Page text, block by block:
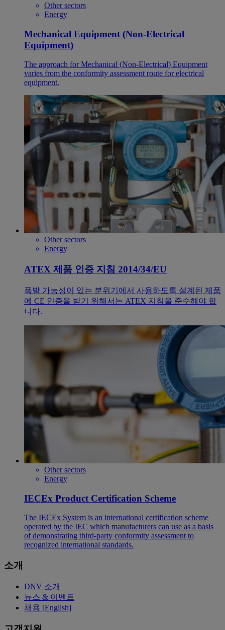
Other sectors
Energy
Mechanical Equipment (Non-Electrical
Equipment)
The approach for Mechanical (Non-Electrical) Equipment
varies from the conformity assessment route for electrical
equipment.
Other sectors
Energy
ATEX 제품 인증 지침 2014/34/EU
폭발 가능성이 있는 분위기에서 사용하도록 설계된 제품
에 CE 인증을 받기 위해서는 ATEX 지침을 준수해야 합
니다.
Other sectors
Energy
IECEx Product Certification Scheme
The IECEx System is an international certification scheme
operated by the IEC which manufacturers can use as a basis
of demonstrating third-party conformity assessment to
recognized international standards.
소개
DNV 소개
뉴스 & 이벤트
채용 [English]